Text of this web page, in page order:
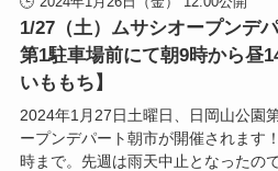
1/27（土）ムサシオープンデ
第1駐車場前にて朝9時から昼
いももち】
2024年1月27日土曜日、日岡山公園
ープンデパート朝市が開催されます
時まで。先週は雨天中止となったの